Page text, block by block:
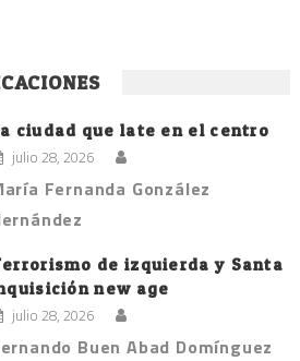
ciudad que late en el centro
julio 28, 2026
Fernanda González
de izquierda y Santa
new age
julio 28, 2026
Buen Abad Domínguez